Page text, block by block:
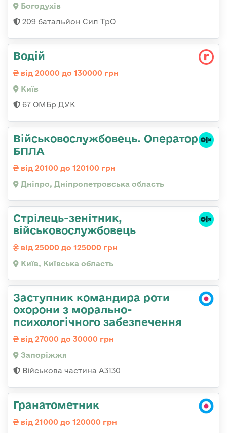
Богодухів
209 батальйон Сил ТрО
Водій
від 20000 до 130000 грн
Київ
67 ОМБр ДУК
Військовослужбовець. Оператор
БПЛА
від 20100 до 120100 грн
Дніпро, Дніпропетровська область
Стpілець-зенітник,
військовослужбовець
від 25000 до 125000 грн
Київ, Київська область
Заступник командира роти
охорони з морально-
психологічного забезпечення
від 27000 до 30000 грн
Запоріжжя
Військова частина А3130
Гранатометник
від 21000 до 120000 грн